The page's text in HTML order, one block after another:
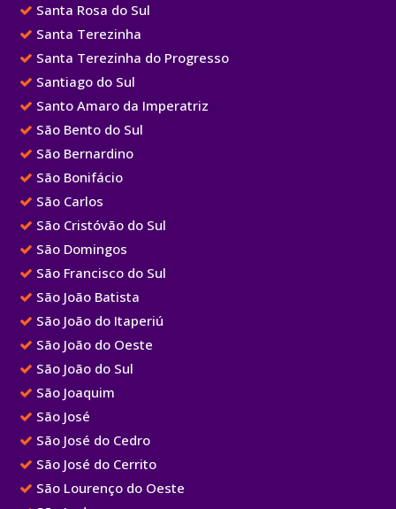
Santa Rosa do Sul
Santa Terezinha
Santa Terezinha do Progresso
Santiago do Sul
Santo Amaro da Imperatriz
São Bento do Sul
São Bernardino
São Bonifácio
São Carlos
São Cristóvão do Sul
São Domingos
São Francisco do Sul
São João Batista
São João do Itaperiú
São João do Oeste
São João do Sul
São Joaquim
São José
São José do Cedro
São José do Cerrito
São Lourenço do Oeste